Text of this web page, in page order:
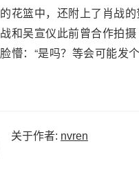
花篮中，还附上了肖战
和吴宣仪此前曾合作拍
懵：“是吗？等会可能发
关于作者: nvren